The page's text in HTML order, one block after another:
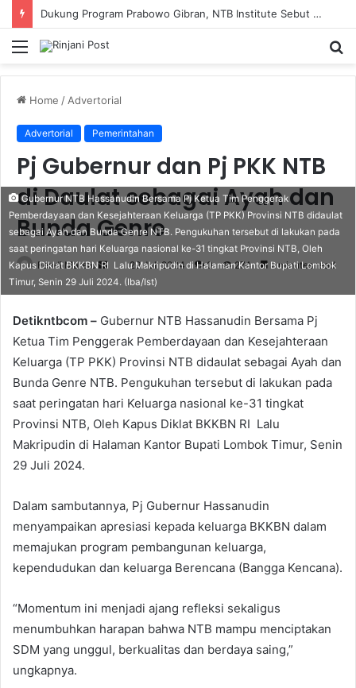
Dukung Program Prabowo Gibran, NTB Institute Sebut MBG dan Kopdes Solusi Percepatan Pembangunan Daerah 3T
Menu
Home / Advertorial
Advertorial Pemerintahan
Pj Gubernur dan Pj PKK NTB
di Daulat sebagai Ayah dan
Bunda Genre
Fendi Marero
Send
an
29 Juli 2024 0 274 2 minutes read
Gubernur NTB Hassanudin Bersama Pj Ketua Tim Penggerak
Pemberdayaan dan Kesejahteraan Keluarga (TP PKK) Provinsi NTB didaulat
sebagai Ayah dan Bunda Genre NTB. Pengukuhan tersebut di lakukan pada
saat peringatan hari Keluarga nasional ke-31 tingkat Provinsi NTB, Oleh
Kapus Diklat BKKBN RI Lalu Makripudin di Halaman Kantor Bupati Lombok
Timur, Senin 29 Juli 2024. (Iba/Ist)
Detikntbcom – Gubernur NTB Hassanudin Bersama Pj
Ketua Tim Penggerak Pemberdayaan dan Kesejahteraan
Keluarga (TP PKK) Provinsi NTB didaulat sebagai Ayah dan
Bunda Genre NTB. Pengukuhan tersebut di lakukan pada
saat peringatan hari Keluarga nasional ke-31 tingkat
Provinsi NTB, Oleh Kapus Diklat BKKBN RI Lalu
Makripudin di Halaman Kantor Bupati Lombok Timur, Senin
29 Juli 2024.
Dalam sambutannya, Pj Gubernur Hassanudin
menyampaikan apresiasi kepada keluarga BKKBN dalam
memajukan program pembangunan keluarga,
kependudukan dan keluarga Berencana (Bangga Kencana).
“Momentum ini menjadi ajang refleksi sekaligus
menumbuhkan harapan bahwa NTB mampu menciptakan
SDM yang unggul, berkualitas dan berdaya saing,”
ungkapnya.